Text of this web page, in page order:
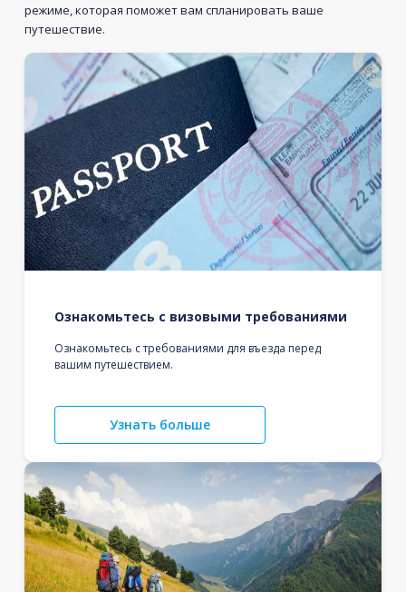
режиме, которая поможет вам спланировать ваше
путешествие.
Ознакомьтесь с визовыми требованиями
Ознакомьтесь с требованиями для въезда перед
вашим путешествием.
Узнать больше